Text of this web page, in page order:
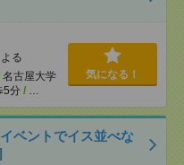
る
名古屋大学
5分 / …
気になる！
ベントでイス並べな